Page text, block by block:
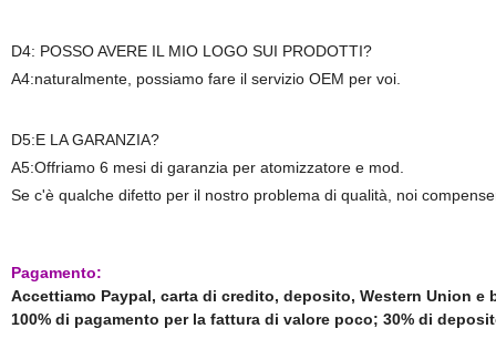
D4: POSSO AVERE IL MIO LOGO SUI PRODOTTI?
A4:naturalmente, possiamo fare il servizio OEM per voi.
D5:E LA GARANZIA?
A5:Offriamo 6 mesi di garanzia per atomizzatore e mod.
Se c'è qualche difetto per il nostro problema di qualità, noi
Pagamento:
Accettiamo Paypal, carta di credito, deposito, Western Union
100% di pagamento per la fattura di valore poco; 30% di